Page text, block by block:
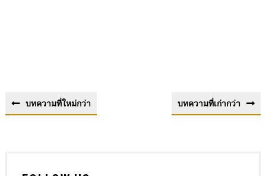
บทความที่ใหม่กว่า บทความที่เก่ากว่า